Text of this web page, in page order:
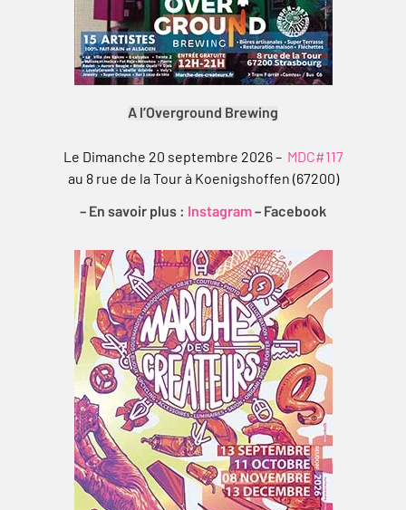
A l’Overground Brewing
Le Dimanche 20 septembre 2026 – MDC#117
au 8 rue de la Tour à Koenigshoffen (67200)
– En savoir plus : Instagram– Facebook